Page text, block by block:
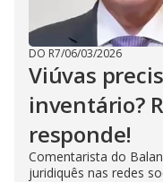
DO R7/06/03/2026
Viúvas
inventário?
responde!
Comentarista do
juridiquês nas redes